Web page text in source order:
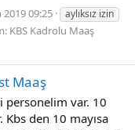
2019 09:25
aylıksız izin
KBS Kadrolu Maaş
Maaş
personelim var. 10
Kbs den 10 mayısa